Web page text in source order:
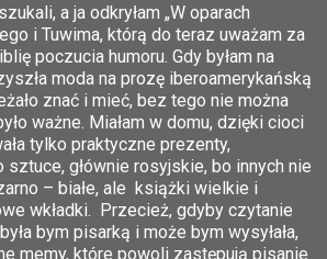
a ja odkryłam „W oparach
i Tuwima, którą do teraz uważam za
poczucia humoru. Gdy byłam na
moda na prozę iberoamerykańską
znać i mieć, bez tego nie można
ważne. Miałam w domu, dzięki cioci
tylko praktyczne prezenty,
głównie rosyjskie, bo innych nie
– białe, ale książki wielkie i
wkładki. Przecież, gdyby czytanie
bym pisarką i może bym wysyłała,
memy, które powoli zastępują pisanie